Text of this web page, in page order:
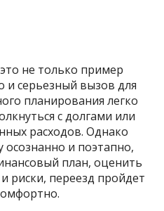
не только пример
и серьезный вызов для
планирования легко
с долгами или
расходов. Однако
осознанно и поэтапно,
план, оценить
риски, переезд пройдет